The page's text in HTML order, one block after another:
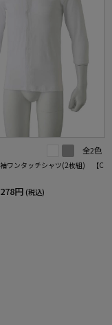
全2色
ワンタッチシャツ(2枚組) 【C
円 (税込)